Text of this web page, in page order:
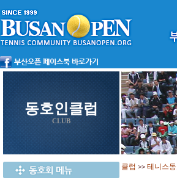
동호인클럽
CLUB
클럽 >> 테니스동